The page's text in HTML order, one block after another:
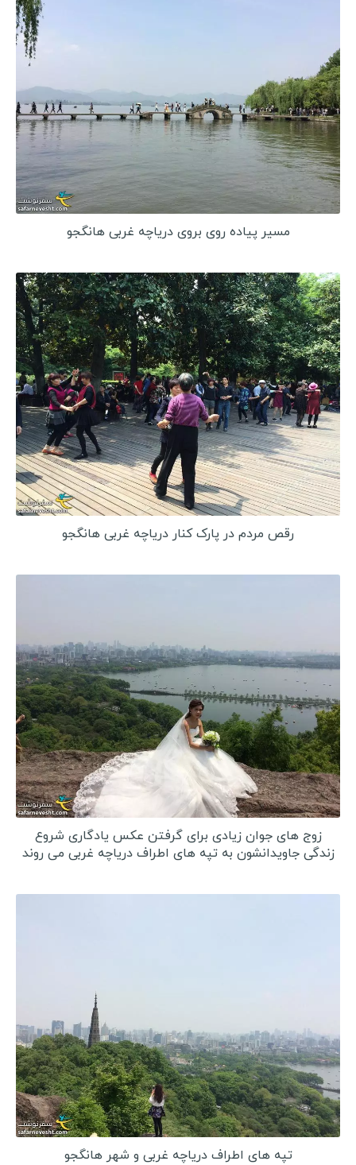
مسیر پیاده روی بروی دریاچه غربی هانگجو
رقص مردم در پارک کنار دریاچه غربی هانگجو
زوج های جوان زیادی برای گرفتن عكس یادگاری شروع
زندگی جاویدانشون به تپه های اطراف دریاچه غربی می روند
تپه های اطراف دریاچه غربی و شهر هانگجو